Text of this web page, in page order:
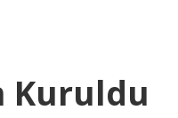
Kuruldu